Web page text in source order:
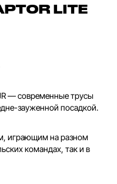
LITE
— современные трусы
зауженной посадкой.
играющим на разном
командах, так и в